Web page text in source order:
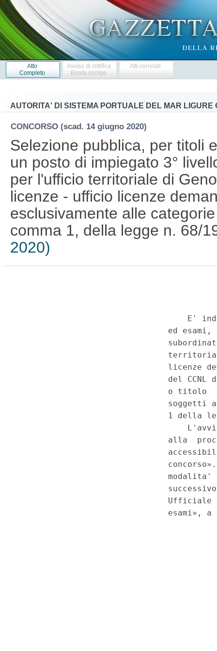
Atto
Completo
Avviso di rettifica
Errata corrige
Atti correlati
AUTORITA' DI SISTEMA PORTUALE DEL MAR LIGURE
CONCORSO (scad. 14 giugno 2020)
Selezione pubblica, per titoli
un posto di impiegato 3°
per l'ufficio territoriale di
licenze - ufficio licenze
esclusivamente alle
comma 1, della legge n. 68/
2020)